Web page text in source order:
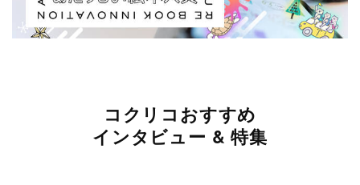
コクリコおすすめ
インタビュー & 特集